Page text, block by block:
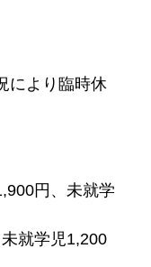
により臨時休
円、未就学
就学児1,200